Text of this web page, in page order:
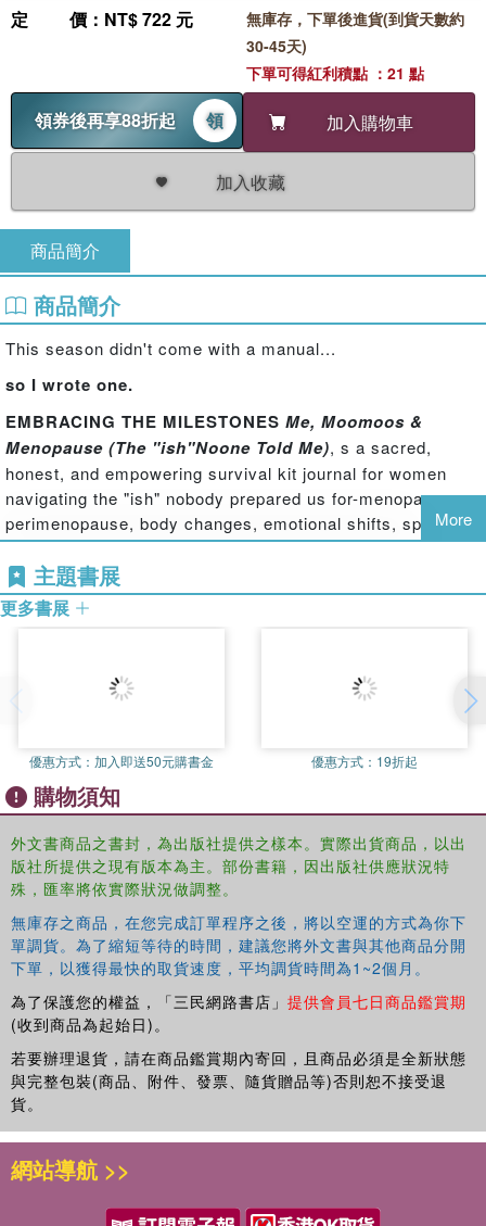
定價 ：NT$ 722 元
領券後再享88折起 領 加入購物車
加入收藏
無庫存，下單後進貨(到貨天數約
30-45天)
下單可得紅利積點 ：21 點
商品簡介
商品簡介
This season didn't come with a manual...
so I wrote one.
EMBRACING THE MILESTONES Me, Moomoos &
Menopause (The "ish"Noone Told Me), s a sacred,
honest, and empowering survival kit journal for women
navigating the "ish" nobody prepared us for-menopause,
perimenopause, body changes, emotional shifts, spiritual
awakenings, and the freedom that comes with embracing
a new season of womanhood.
Created as a
slow down, process what you're experiencing, and put
language to what your body and spirit have been trying to
survival kit gives you space to walk it out-honestly and
gently.
This is not a medical textbook.
This is not toxic positivity.
This is real life-written with grace, humor, faith, and truth.
Whether used alongside the book or on its own, this
journal meets you exactly where you are.
INSIDE THIS SURVIVAL KIT, YOU'LL FIND:
Guided journal prompts for emotional, physical, and spiritual
reflection
Space to process body changes without shame
Affirmations rooted in self-love, grace, and truth
A powerful final note reminding you: this season is not something to
survive-it's something to understand and own
More
主題書展
更多書展
優惠方式： 加入即送50元購書金 優惠方式： 19折起
購物須知
外文書商品之書封，為出版社提供之樣本。實際出貨商品，以出
版社所提供之現有版本為主。部份書籍，因出版社供應狀況特
殊，匯率將依實際狀況做調整。
無庫存之商品，在您完成訂單程序之後，將以空運的方式為你下
單調貨。為了縮短等待的時間，建議您將外文書與其他商品分開
下單，以獲得最快的取貨速度，平均調貨時間為1~2個月。
為了保護您的權益，「三民網路書店」 提供會員七日商品鑑賞期
(收到商品為起始日)。
若要辦理退貨，請在商品鑑賞期內寄回，且商品必須是全新狀態
與完整包裝(商品、附件、發票、隨貨贈品等)否則恕不接受退
貨。
網站導航 >>